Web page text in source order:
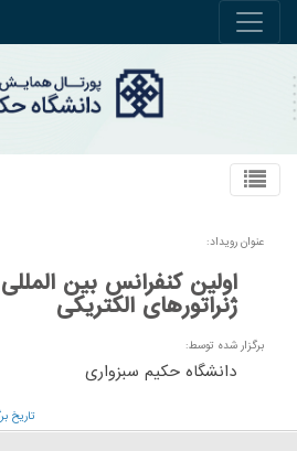
عنوان رویداد:
اولین کنفرانس بین
ژنراتورهای الکتریکی
برگزار شده توسط:
دانشگاه حکیم سبزواری
تاریخ